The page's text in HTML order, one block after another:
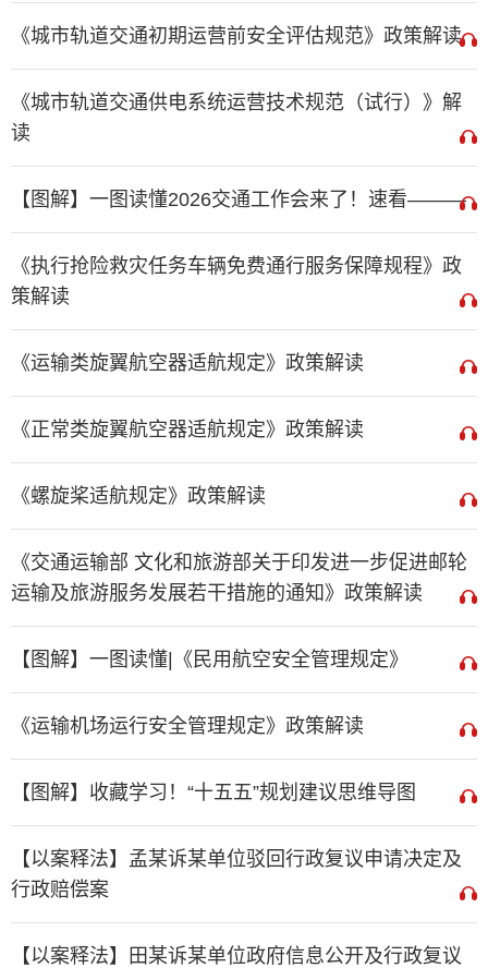
《城市轨道交通初期运营前安全评估规范》政策解读
《城市轨道交通供电系统运营技术规范（试行）》解
读
【图解】一图读懂2026交通工作会来了！速看———
《执行抢险救灾任务车辆免费通行服务保障规程》政
策解读
《运输类旋翼航空器适航规定》政策解读
《正常类旋翼航空器适航规定》政策解读
《螺旋桨适航规定》政策解读
《交通运输部 文化和旅游部关于印发进一步促进邮轮
运输及旅游服务发展若干措施的通知》政策解读
【图解】一图读懂|《民用航空安全管理规定》
《运输机场运行安全管理规定》政策解读
【图解】收藏学习！“十五五”规划建议思维导图
【以案释法】孟某诉某单位驳回行政复议申请决定及
行政赔偿案
【以案释法】田某诉某单位政府信息公开及行政复议